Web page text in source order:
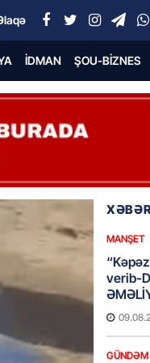
İDMAN ŞOU-BIZNES
MANŞET
verib-
GÜNDƏM